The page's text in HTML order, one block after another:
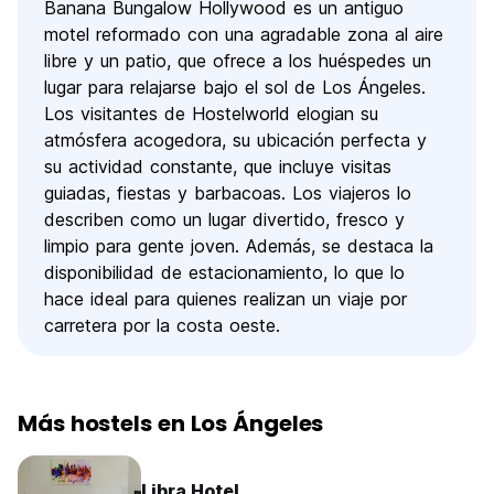
acondicionado a recorrer los lugares más famosos de
Hollywood y los alrededores, incluyendo Beverly Hills y las
casas de las estrellas. Podrás ver el famoso cartel de
Hollywood de cerca, el Paseo de Fama, la Avenida Melrose,
Sunset Strip, el famoso baño público donde fue detenido
George Michael, Rodeo Drive, la playa de 'Los vigilantes de
la playa' (Baywatch), los suburbios de pandilleros de Los
Ángeles, las casas de los ricos y famosos, entre otras
muchas cosas. Podrás descubrir pequeños secretos del
mundillo de Hollywood o encontrarte con estrellas de cine
al volver la esquina. Muchísimas sorpresas te están
esperando en Los Ángeles.
También organizamos tours a Universal Studios, Disneyland,
el parque de atracciones Six Flags Magic Mountain, Venice
INFORMACIÓN ADICIONAL
Te recogemos en el aeropuerto de LAX de forma gratuita si
Banana Bungalow Hollywood es un antiguo
motel reformado con una agradable zona al aire
libre y un patio, que ofrece a los huéspedes un
lugar para relajarse bajo el sol de Los Ángeles.
Los visitantes de Hostelworld elogian su
atmósfera acogedora, su ubicación perfecta y
su actividad constante, que incluye visitas
guiadas, fiestas y barbacoas. Los viajeros lo
describen como un lugar divertido, fresco y
limpio para gente joven. Además, se destaca la
disponibilidad de estacionamiento, lo que lo
hace ideal para quienes realizan un viaje por
carretera por la costa oeste.
Más hostels en Los Ángeles